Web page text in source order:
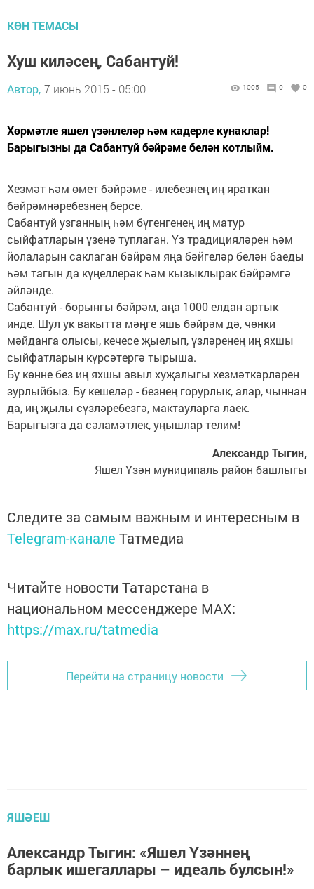
КӨН ТЕМАСЫ
Хуш киләсең, Сабантуй!
Автор, 7 июнь 2015 - 05:00 1005 0 0
Хөрмәтле яшел үзәнлеләр һәм кадерле кунаклар!
Барыгызны да Сабантуй бәйрәме белән котлыйм.
Хезмәт һәм өмет бәйрәме - илебезнең иң яраткан
бәйрәмнәребезнең берсе.
Сабантуй узганның һәм бүгенгенең иң матур
сыйфатларын үзенә туплаган. Үз традицияләрен һәм
йолаларын саклаган бәйрәм яңа бәйгеләр белән баеды
һәм тагын да күңеллерәк һәм кызыклырак бәйрәмгә
әйләнде.
Сабантуй - борынгы бәйрәм, аңа 1000 елдан артык
инде. Шул ук вакытта мәңге яшь бәйрәм дә, чөнки
мәйданга олысы, кечесе җыелып, үзләренең иң яхшы
сыйфатларын күрсәтергә тырыша.
Бу көнне без иң яхшы авыл хуҗалыгы хезмәткәрләрен
зурлыйбыз. Бу кешеләр - безнең горурлык, алар, чыннан
да, иң җылы сүзләребезгә, мактауларга лаек.
Барыгызга да сәламәтлек, уңышлар телим!
Александр Тыгин,
Яшел Үзән муниципаль район башлыгы
Следите за самым важным и интересным в
Telegram-канале Татмедиа
Читайте новости Татарстана в
национальном мессенджере MАХ:
https://max.ru/tatmedia
Перейти на страницу новости
ЯШӘЕШ
Александр Тыгин: «Яшел Үзәннең
барлык ишегаллары – идеаль булсын!»